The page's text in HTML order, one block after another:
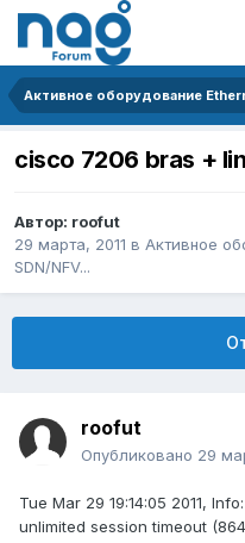
cisco 7206 bras +
Автор: roofut
29 марта, 2011 в Активное
SDN/NFV...
roofut
Опубликовано 29
Tue Mar 29 19:14:05 2011,
unlimited session timeout